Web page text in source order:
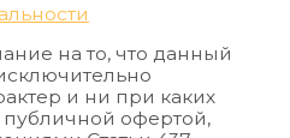
на то, что данный
и ни при каких
публичной офертой,